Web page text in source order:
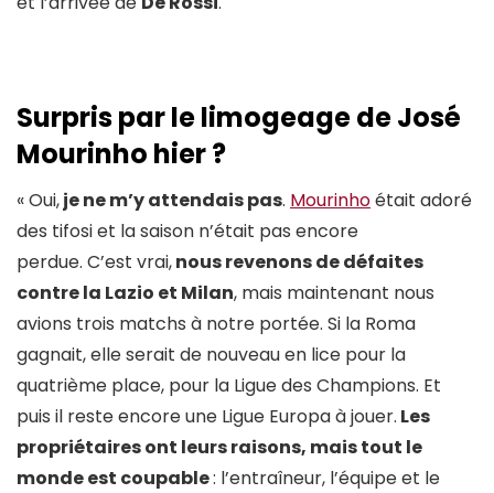
Surpris par le limogeage de José
Mourinho hier ?
« Oui,je ne m’y attendais pas. Mourinhoétait adoré
des tifosi et la saison n’était pas encore
perdue. C’est vrai,nous revenons de défaites
contre la Lazio et Milan, mais maintenant nous
avions trois matchs à notre portée. Si la Roma
gagnait, elle serait de nouveau en lice pour la
quatrième place, pour la Ligue des Champions. Et
puis il reste encore une Ligue Europa à jouer. Les
propriétaires ont leurs raisons, mais tout le
monde est coupable: l’entraîneur, l’équipe et le